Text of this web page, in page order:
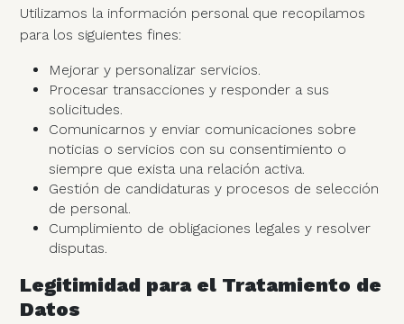
Utilizamos la información personal que recopilamos
para los siguientes fines:
Mejorar y personalizar servicios.
Procesar transacciones y responder a sus
solicitudes.
Comunicarnos y enviar comunicaciones sobre
noticias o servicios con su consentimiento o
siempre que exista una relación activa.
Gestión de candidaturas y procesos de selección
de personal.
Cumplimiento de obligaciones legales y resolver
disputas.
Legitimidad para el Tratamiento de
Datos